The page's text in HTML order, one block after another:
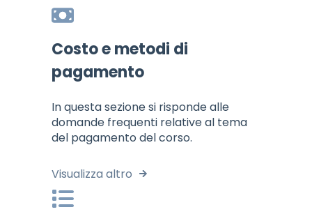
Costo e metodi di
pagamento
In questa sezione si risponde alle
domande frequenti relative al tema
del pagamento del corso.
Visualizza altro